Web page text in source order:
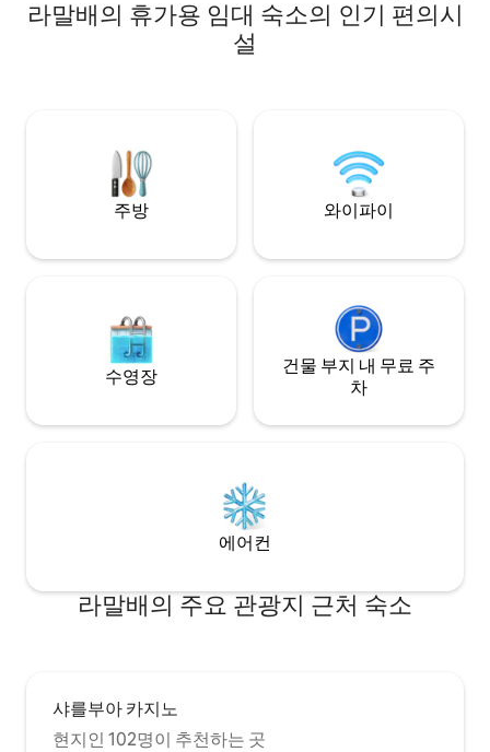
moments inoubliables en famille et
entre amis assurés! À 3 min en auto du
majestueux Fairmont Le Manoir
croisière aux baleines, fermes, etc…
CITQ 280000
하며, 장엄한 강과
입니다. 모든 현대
접근할 수 있습니
라말배의 휴가용 임대 숙소의 인기 편의시
설
주방 와이파이
수영장
건물 부지 내 무료 주
차
에어컨
라말배의 주요 관광지 근처 숙소
샤를부아 카지노
현지인 102명이 추천하는 곳